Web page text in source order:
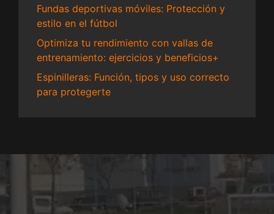
Fundas deportivas móviles: Protección y
estilo en el fútbol
Optimiza tu rendimiento con vallas de
entrenamiento: ejercicios y beneficios+
Espinilleras: Función, tipos y uso correcto
para protegerte